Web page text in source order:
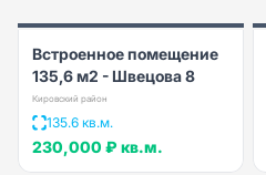
Встроенное помещение
135,6 м2 - Швецова 8
Кировский район
135.6 кв.м.
230,000 ₽ кв.м.